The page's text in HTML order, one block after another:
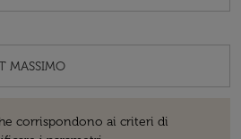
corrispondono ai criteri di